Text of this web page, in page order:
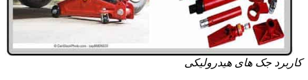
کاربرد جک های هیدرولیکی